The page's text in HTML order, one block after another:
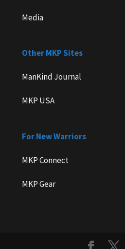
Media
Other MKP Sites
ManKind Journal
MKP USA
For New Warriors
MKP Connect
MKP Gear